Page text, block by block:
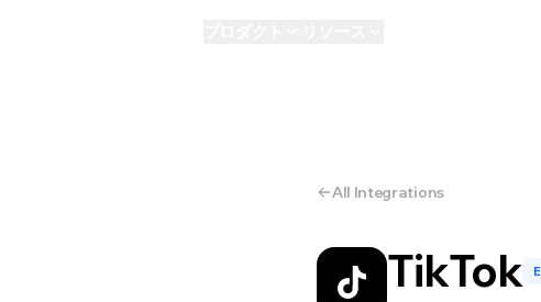
All Integrations
TikTok